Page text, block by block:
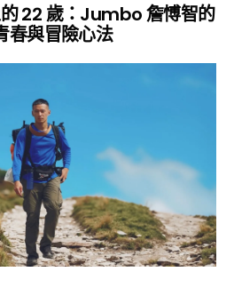
22 歲：Jumbo 詹愽智的
春與冒險心法